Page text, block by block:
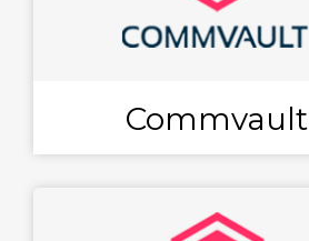
Commvault